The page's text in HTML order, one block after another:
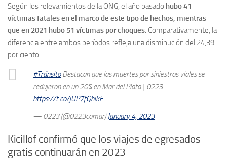
Según los relevamientos de la ONG, el año pasado hubo 41
víctimas fatales en el marco de este tipo de hechos, mientras
que en 2021 hubo 51 víctimas por choques. Comparativamente, la
diferencia entre ambos períodos refleja una disminución del 24,39
por ciento.
#TránsitoDestacan que las muertes por siniestros viales se
redujeron en un 20% en Mar del Plata | 0223
https://t.co/jUP7fQhikE
— 0223 (@0223comar)January 4, 2023
Kicillof confirmó que los viajes de egresados
gratis continuarán en 2023